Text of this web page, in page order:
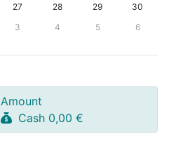
27 28 29
30
3 4 5 6
Amount
Cash 0,00 €